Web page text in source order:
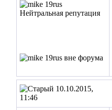
10.10.2015,
11:46